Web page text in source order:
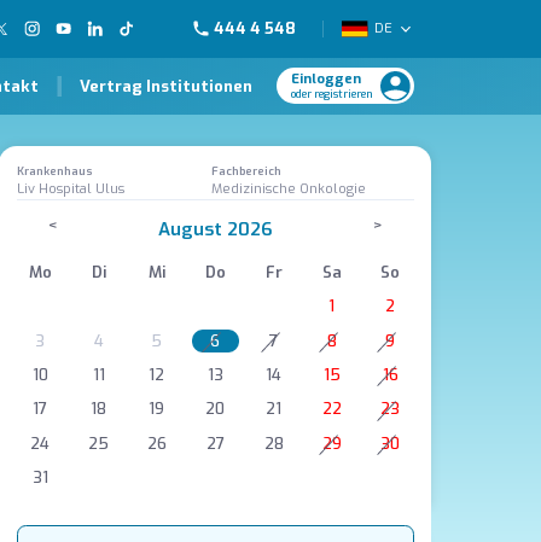
444 4 548 DE
Vertrag Institutionen Einloggen
oder registrieren
Krankenhaus
Liv Hospital Ulus
Fachbereich
Medizinische Onkologie
< August 2026 >
Mo Di Mi Do Fr Sa
So
1
2
3
4 5 6 7 8
9
10
11 12 13 14 15
16
17
18 19 20 21 22
23
24
25 26 27 28 29
30
31